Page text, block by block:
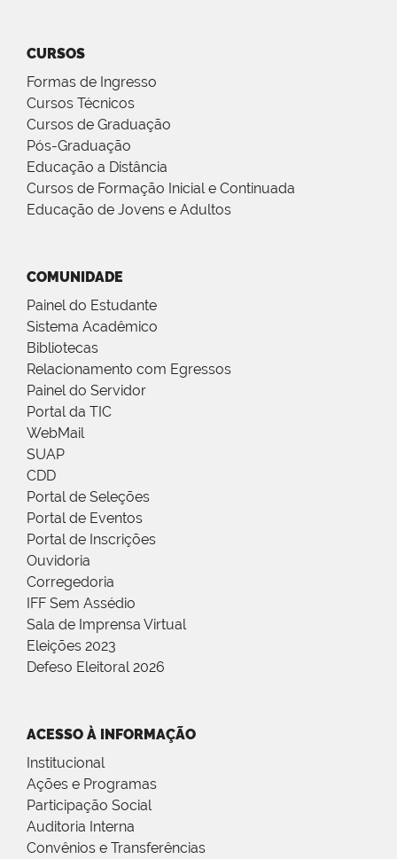
CURSOS
Formas de Ingresso
Cursos Técnicos
Cursos de Graduação
Pós-Graduação
Educação a Distância
Cursos de Formação Inicial e Continuada
Educação de Jovens e Adultos
COMUNIDADE
Painel do Estudante
Sistema Acadêmico
Bibliotecas
Relacionamento com Egressos
Painel do Servidor
Portal da TIC
WebMail
SUAP
CDD
Portal de Seleções
Portal de Eventos
Portal de Inscrições
Ouvidoria
Corregedoria
IFF Sem Assédio
Sala de Imprensa Virtual
Eleições 2023
Defeso Eleitoral 2026
ACESSO À INFORMAÇÃO
Institucional
Ações e Programas
Participação Social
Auditoria Interna
Convênios e Transferências